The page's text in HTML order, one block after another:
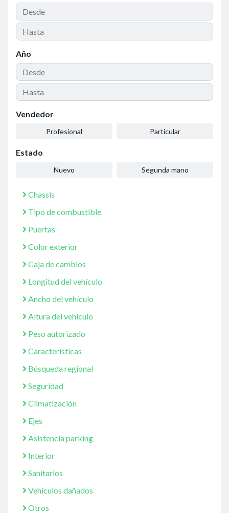
Año
Vendedor
Profesional Particular
Estado
Nuevo Segunda mano
Chassis
Tipo de combustible
Puertas
Color exterior
Caja de cambios
Longitud del vehículo
Ancho del vehículo
Altura del vehículo
Peso autorizado
Características
Búsqueda regional
Seguridad
Climatización
Ejes
Asistencia parking
Interior
Sanitarios
Vehículos dañados
Otros